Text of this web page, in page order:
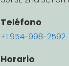
Teléfono
+1 954-998-2592
Horario